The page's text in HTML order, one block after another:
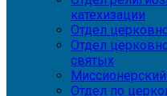
катехизации
Отдел
Отдел
святых
Отдел по